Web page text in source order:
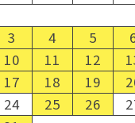
3
4 5
10
11 12
17
18 19
24
25 26